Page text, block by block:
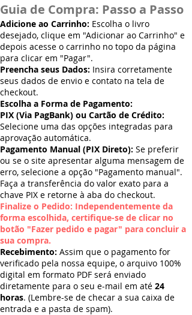
Guia de Compra: Passo a Passo
Adicione ao Carrinho: Escolha o livro
desejado, clique em "Adicionar ao Carrinho" e
depois acesse o carrinho no topo da página
para clicar em "Pagar".
Preencha seus Dados: Insira corretamente
seus dados de envio e contato na tela de
checkout.
Escolha a Forma de Pagamento:
PIX (Via PagBank) ou Cartão de Crédito:
Selecione uma das opções integradas para
aprovação automática.
Pagamento Manual (PIX Direto): Se preferir
ou se o site apresentar alguma mensagem de
erro, selecione a opção "Pagamento manual".
Faça a transferência do valor exato para a
chave PIX e retorne à aba do checkout.
Finalize o Pedido: Independentemente da
forma escolhida, certifique-se de clicar no
botão "Fazer pedido e pagar" para concluir a
sua compra.
Recebimento: Assim que o pagamento for
verificado pela nossa equipe, o arquivo 100%
digital em formato PDF será enviado
diretamente para o seu e-mail em até 24
horas. (Lembre-se de checar a sua caixa de
entrada e a pasta de spam).